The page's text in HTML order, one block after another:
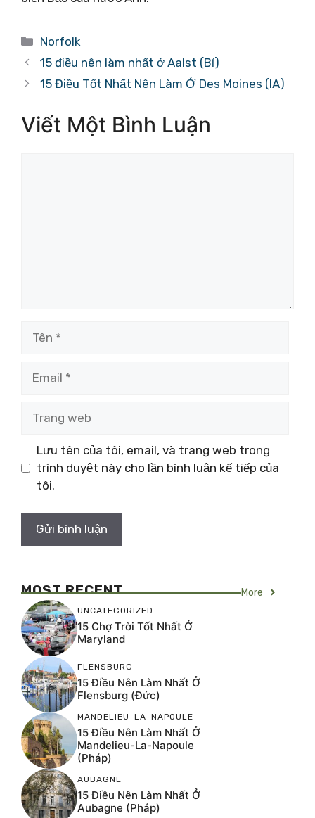
Danh
mục
Norfolk
15 điều nên làm nhất ở Aalst (Bỉ)
15 Điều Tốt Nhất Nên Làm Ở Des Moines (IA)
Viết Một Bình Luận
Lưu tên của tôi, email, và trang web trong
trình duyệt này cho lần bình luận kế tiếp của
tôi.
MOST RECENT More
UNCATEGORIZED
15 Chợ Trời Tốt Nhất Ở
Maryland
FLENSBURG
15 Điều Nên Làm Nhất Ở
Flensburg (Đức)
MANDELIEU-LA-NAPOULE
15 Điều Nên Làm Nhất Ở
Mandelieu-La-Napoule
(Pháp)
AUBAGNE
15 Điều Nên Làm Nhất Ở
Aubagne (Pháp)